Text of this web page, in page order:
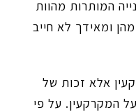
המותרות מהוות
ומאידך לא חייב
אלא זכות של
המקרקעין. על פי